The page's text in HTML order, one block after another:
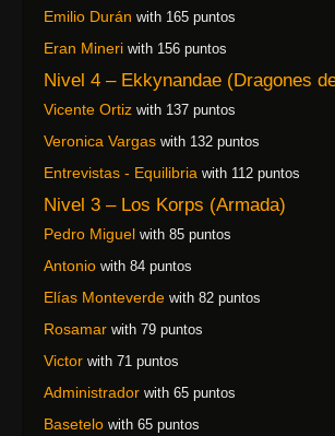
Emilio Durán with 165 puntos
Eran Mineri with 156 puntos
Nivel 4 – Ekkynandae (Dragones
Vicente Ortiz with 137 puntos
Veronica Vargas with 132 puntos
Entrevistas - Equilibria with 112 puntos
Nivel 3 – Los Korps (Armada)
Pedro Miguel with 85 puntos
Antonio with 84 puntos
Elías Monteverde with 82 puntos
Rosamar with 79 puntos
Victor with 71 puntos
Administrador with 65 puntos
Basetelo with 65 puntos